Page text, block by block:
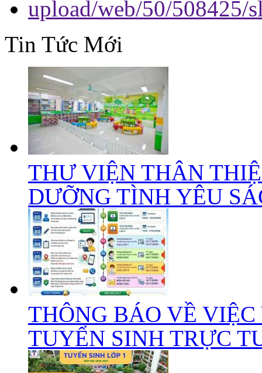
Tin Tức Mới
THƯ VIỆN THÂN
DƯỠNG TÌNH YÊU
THÔNG BÁO VỀ
TUYỂN SINH TRỰC